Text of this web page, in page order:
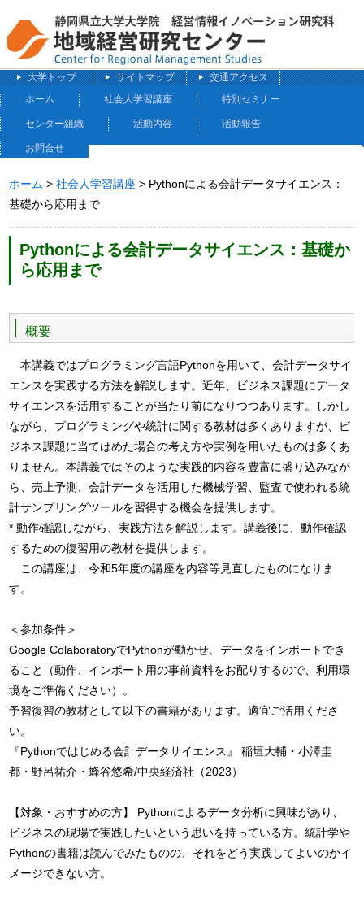
大学トップ サイトマップ
交通アクセス
ホーム
社会人学習講座 特別セミナー
センター組織 活動内容 活動報告
お問合せ
ホーム >社会人学習講座 > Pythonによる会計データサイエンス：
基礎から応用まで
Pythonによる会計データサイエンス：基礎か
ら応用まで
概要
本講義ではプログラミング言語Pythonを用いて、会計データサイ
エンスを実践する方法を解説します。近年、ビジネス課題にデータ
サイエンスを活用することが当たり前になりつつあります。しかし
ながら、プログラミングや統計に関する教材は多くありますが、ビ
ジネス課題に当てはめた場合の考え方や実例を用いたものは多くあ
りません。本講義ではそのような実践的内容を豊富に盛り込みなが
ら、売上予測、会計データを活用した機械学習、監査で使われる統
計サンプリングツールを習得する機会を提供します。
* 動作確認しながら、実践方法を解説します。講義後に、動作確認
するための復習用の教材を提供します。
この講座は、令和5年度の講座を内容等見直したものになりま
す。
＜参加条件＞
Google ColaboratoryでPythonが動かせ、データをインポートでき
ること（動作、インポート用の事前資料をお配りするので、利用環
境をご準備ください）。
予習復習の教材として以下の書籍があります。適宜ご活用くださ
い。
『Pythonではじめる会計データサイエンス』 稲垣大輔・小澤圭
都・野呂祐介・蜂谷悠希/中央経済社（2023）
【対象・おすすめの方】 Pythonによるデータ分析に興味があり、
ビジネスの現場で実践したいという思いを持っている方。統計学や
Pythonの書籍は読んでみたものの、それをどう実践してよいのかイ
メージできない方。